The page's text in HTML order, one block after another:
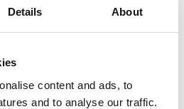
Details About
content and ads, to
and to analyse our traffic.